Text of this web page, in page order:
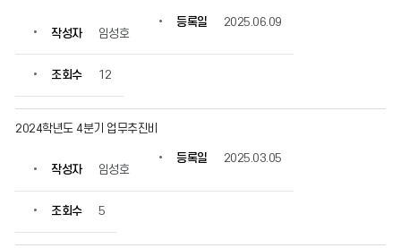
작성자 임성호
등록일 2025.06.09
조회수 12
2024학년도 4분기 업무추진비
작성자 임성호
등록일 2025.03.05
조회수 5